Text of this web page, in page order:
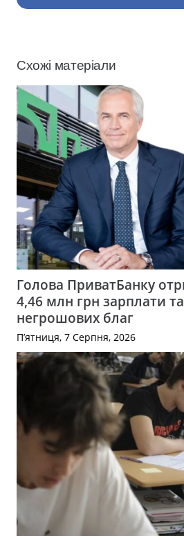
Схожі матеріали
Голова ПриватБанку
4,46 млн грн зарплати
негрошових благ
П’ятниця, 7 Серпня, 2026